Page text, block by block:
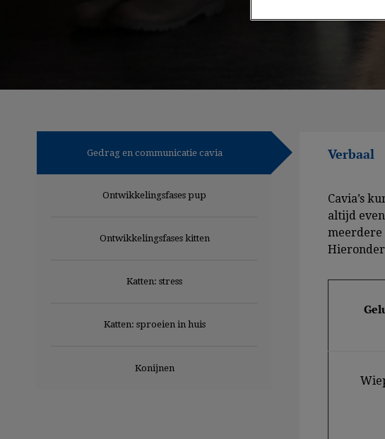
Gedrag en communicatie cavia
Ontwikkelingsfases pup
Ontwikkelingsfases kitten
Katten: stress
Katten: sproeien in huis
Konijnen
Verbaal
Cavia’s
altijd
meerdere
Hieronder